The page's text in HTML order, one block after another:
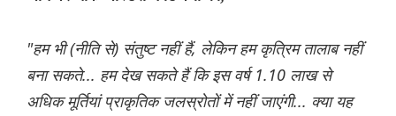
"हम भी (नीति से) संतुष्ट नहीं हैं, लेकिन हम कृत्रिम तालाब नहीं
बना सकते... हम देख सकते हैं कि इस वर्ष 1.10 लाख से
अधिक मूर्तियां प्राकृतिक जलस्रोतों में नहीं जाएंगी... क्या यह